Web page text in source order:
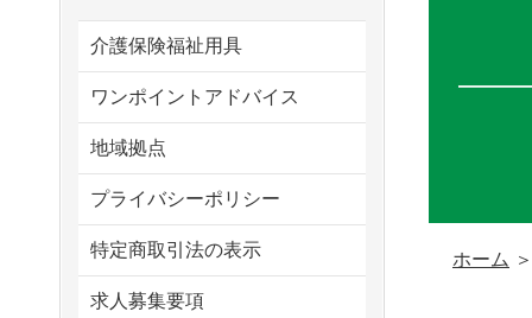
ホーム
介護保険福祉用具
ワンポイントアドバイス
地域拠点
プライバシーポリシー
特定商取引法の表示
求人募集要項